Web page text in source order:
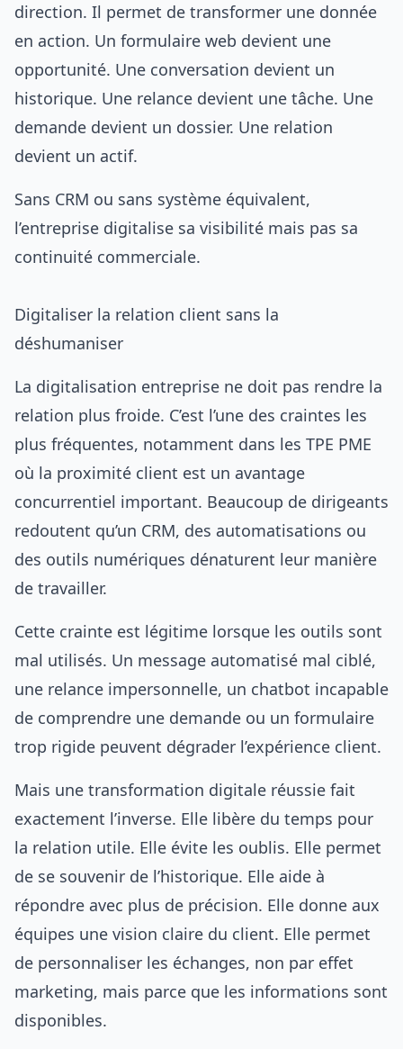
direction. Il permet de transformer une donnée
en action. Un formulaire web devient une
opportunité. Une conversation devient un
historique. Une relance devient une tâche. Une
demande devient un dossier. Une relation
devient un actif.
Sans CRM ou sans système équivalent,
l’entreprise digitalise sa visibilité mais pas sa
continuité commerciale.
Digitaliser la relation client sans la
déshumaniser
La digitalisation entreprise ne doit pas rendre la
relation plus froide. C’est l’une des craintes les
plus fréquentes, notamment dans les TPE PME
où la proximité client est un avantage
concurrentiel important. Beaucoup de dirigeants
redoutent qu’un CRM, des automatisations ou
des outils numériques dénaturent leur manière
de travailler.
Cette crainte est légitime lorsque les outils sont
mal utilisés. Un message automatisé mal ciblé,
une relance impersonnelle, un chatbot incapable
de comprendre une demande ou un formulaire
trop rigide peuvent dégrader l’expérience client.
Mais une transformation digitale réussie fait
exactement l’inverse. Elle libère du temps pour
la relation utile. Elle évite les oublis. Elle permet
de se souvenir de l’historique. Elle aide à
répondre avec plus de précision. Elle donne aux
équipes une vision claire du client. Elle permet
de personnaliser les échanges, non par effet
marketing, mais parce que les informations sont
disponibles.